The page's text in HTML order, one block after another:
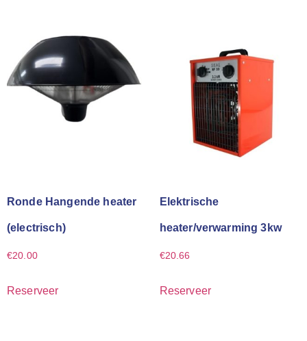
Ronde Hangende heater
(electrisch)
€20.00
Reserveer
Elektrische
heater/verwarming 3kw
€20.66
Reserveer